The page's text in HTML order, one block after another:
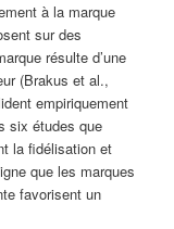
à la marque
sur des
résulte d’une
(Brakus et al.,
empiriquement
six études que
la fidélisation et
que les marques
favorisent un